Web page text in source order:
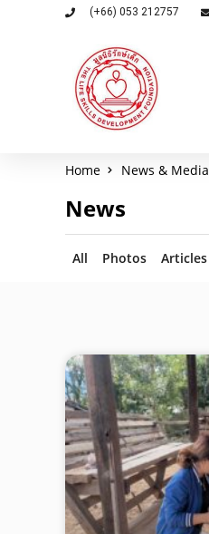
(+66) 053 212757
Home News & Media
News
All Photos Articles